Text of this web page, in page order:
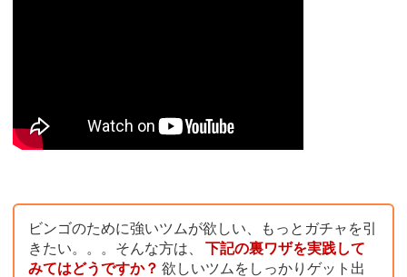
ビンゴのために強いツムが欲しい、もっとガチャを引
きたい。。。そんな方は、
下記の裏ワザを実践して
みてはどうですか？ 欲しいツムをしっかりゲット出